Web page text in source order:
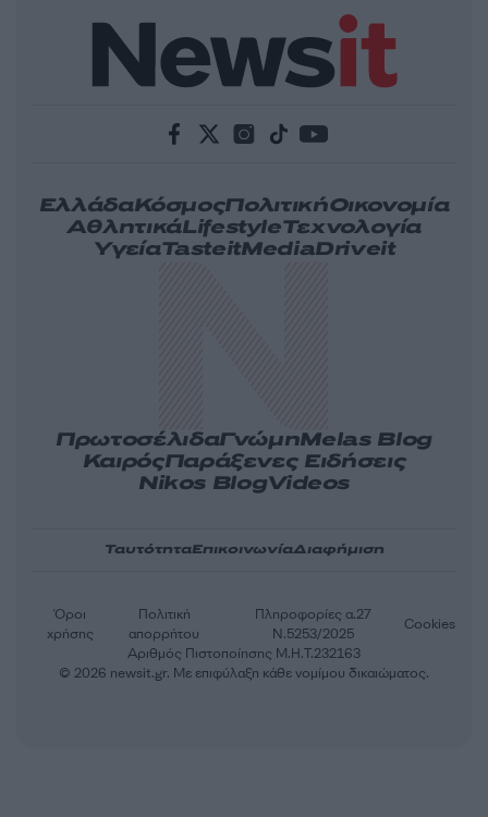
ΕλλάδαΚόσμοςΠολιτικήΟικονομία
ΑθλητικάLifestyleΤεχνολογία
ΥγείαTasteitMediaDriveit
ΠρωτοσέλιδαΓνώμηMelas Blog
ΚαιρόςΠαράξενες Ειδήσεις
Nikos BlogVideos
ΤαυτότηταΕπικοινωνίαΔιαφήμιση
Αριθμός Πιστοποίησης Μ.Η.Τ.232163
Όροι
χρήσης
Πολιτική
απορρήτου
Πληροφορίες α.27
Ν.5253/2025
Cookies
© 2026 newsit.gr. Με επιφύλαξη κάθε νομίμου δικαιώματος.